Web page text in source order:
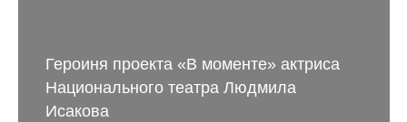
Героиня проекта «В моменте» актриса
Национального театра Людмила
Исакова